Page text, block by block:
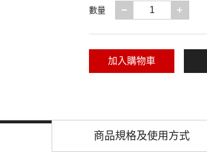
數量 減少一項
加入購物車
商品規格及使用方式